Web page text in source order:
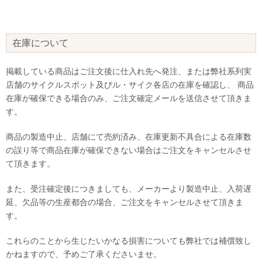
在庫について
掲載している商品はご注文後に仕入れ先へ発注、または弊社系列実
店舗のサイクルスポット及びル・サイク各店の在庫を確認し、 商品
在庫が確保できる場合のみ、ご注文確定メールを送信させて頂きま
す。
商品の製造中止、店舗にて売約済み、在庫更新不具合による在庫数
の誤り等で商品在庫が確保できない場合はご注文をキャンセルさせ
て頂きます。
また、受注確定後につきましても、メーカーより製造中止、入荷遅
延、欠品等の生産都合の場合、ご注文をキャンセルさせて頂きま
す。
これらのことから生じたいかなる損害についても弊社では補償致し
かねますので、予めご了承くださいませ。